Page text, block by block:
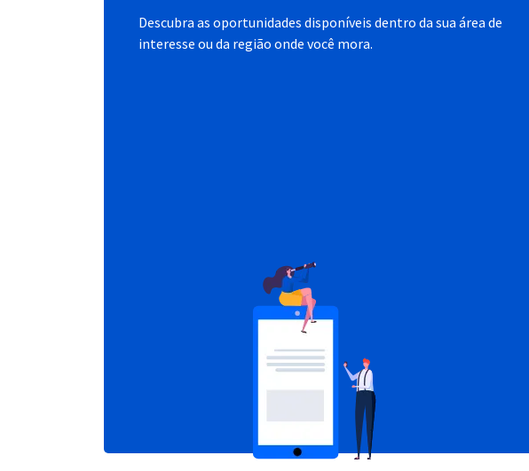
Descubra as oportunidades disponíveis dentro da sua área de
interesse ou da região onde você mora.